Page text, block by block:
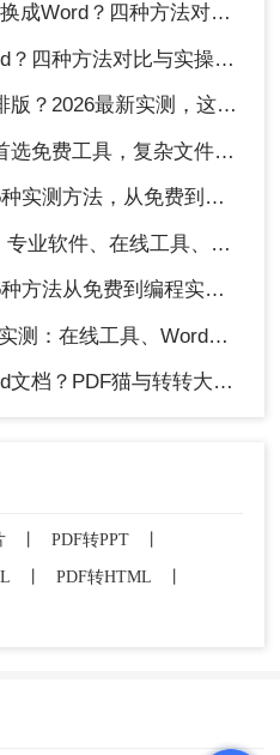
方法对比与实操指南（附详细表格）!
对比与实操指南（附详细表格）
测，这5种方法从免费到专业全搞定！
具，复杂文件再上专业软件！
法，从免费到专业全攻略！
、Word内置与改后缀名4种方案对比！
从免费到编程实测对比！
Word、Adobe与开源软件对比！！
大师2种在线工具使用指南与功能对比！
PDF转PPT
PDF转HTML